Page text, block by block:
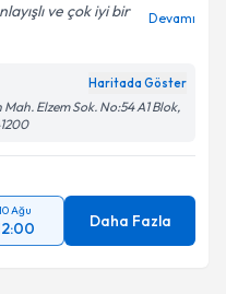
ve çok iyi bir
Devamı
Haritada Göster
Elzem Sok. No:54 A1 Blok,
Ağu
Daha Fazla